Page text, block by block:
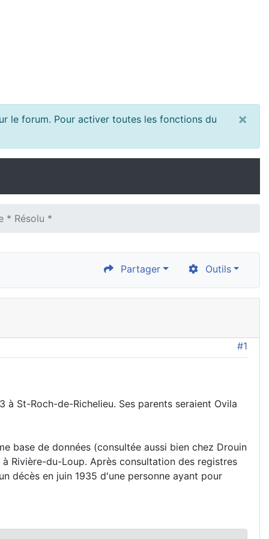
le forum. Pour activer toutes les fonctions du ×
* Résolu *
Partager Outils
#1
St-Roch-de-Richelieu. Ses parents seraient Ovila
base de données (consultée aussi bien chez Drouin
Rivière-du-Loup. Après consultation des registres
décès en juin 1935 d'une personne ayant pour